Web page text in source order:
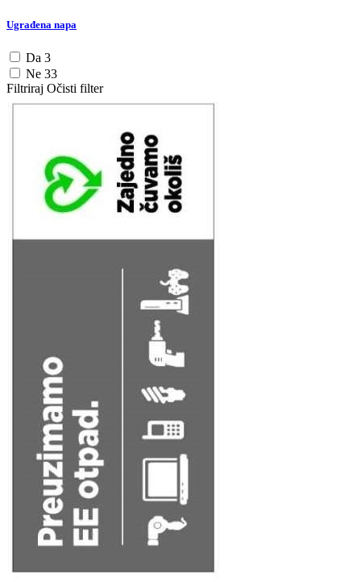
Ugrađena napa
Da 3
Ne 33
Filtriraj Očisti filter